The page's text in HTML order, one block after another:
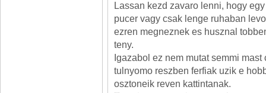
Lassan kezd zavaro lenni, hogy
pucer vagy csak lenge ruhaban
ezren megneznek es husznal
teny.
Igazabol ez nem mutat semmi
tulnyomo reszben ferfiak uzik e
osztoneik reven kattintanak.